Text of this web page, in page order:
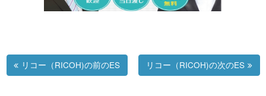
リコー（RICOH)の前のES リコー（RICOH)の次のES